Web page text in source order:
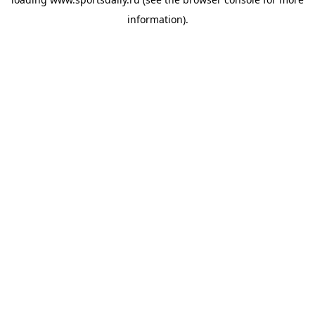
information).